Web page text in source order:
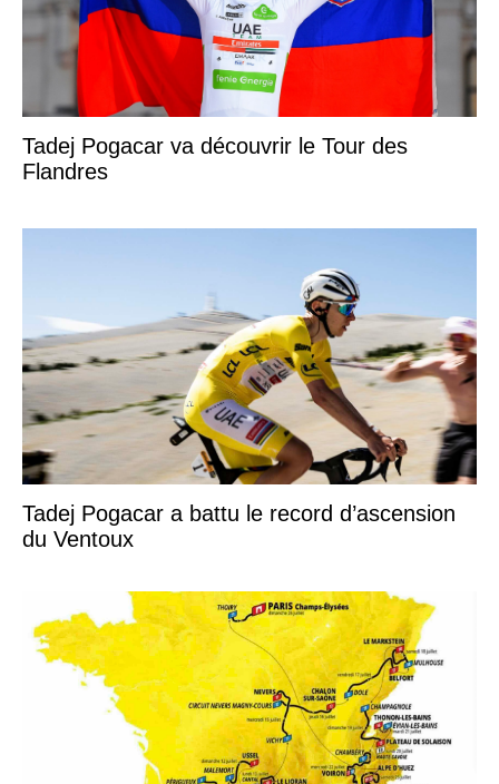
Tadej Pogacar va découvrir le Tour des
Flandres
Tadej Pogacar a battu le record d’ascension
du Ventoux